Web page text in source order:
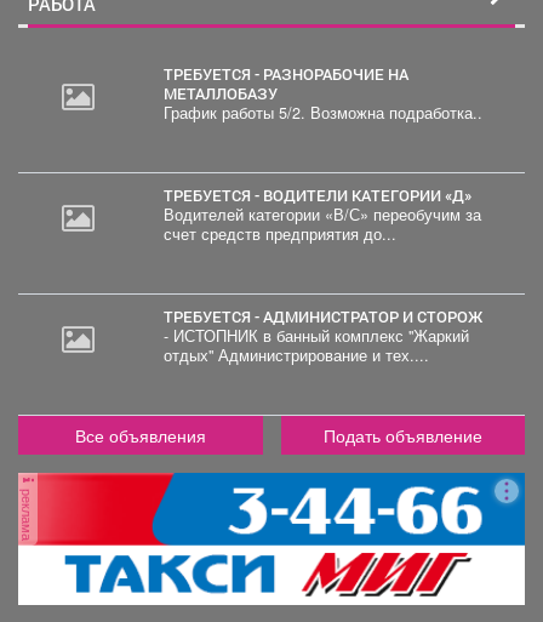
ТРЕБУЕТСЯ - РАЗНОРАБОЧИЕ НА
МЕТАЛЛОБАЗУ
График работы 5/2. Возможна подработка..
ТРЕБУЕТСЯ - ВОДИТЕЛИ КАТЕГОРИИ «Д»
Водителей категории «В/С» переобучим за
счет средств предприятия до...
ТРЕБУЕТСЯ - АДМИНИСТРАТОР И СТОРОЖ
- ИСТОПНИК в банный комплекс "Жаркий
отдых" Администрирование и тех....
Все объявления Подать объявление
реклама